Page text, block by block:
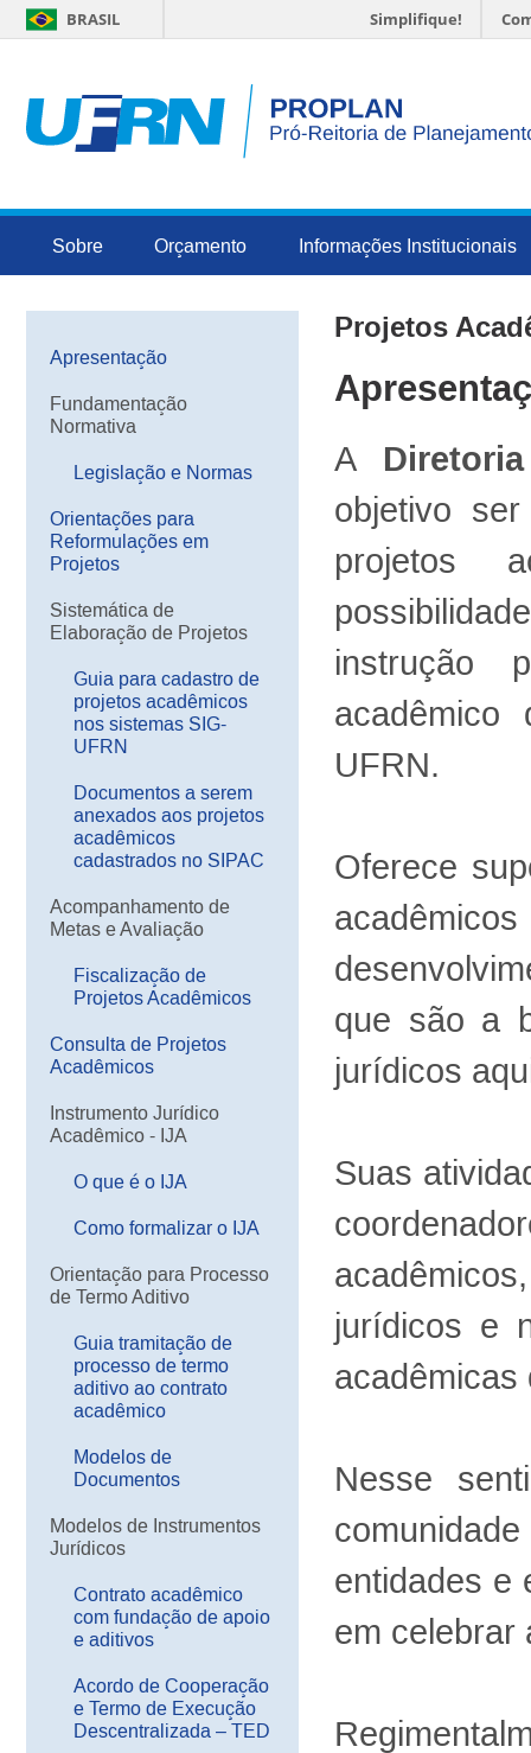
BRASIL Simplifique!
Sobre Orçamento Informações Institucionais
Apresentação
Fundamentação
Normativa
Legislação e Normas
Orientações para
Reformulações em
Projetos
Sistemática de
Elaboração de Projetos
Guia para cadastro de
projetos acadêmicos
nos sistemas SIG-
UFRN
Documentos a serem
anexados aos projetos
acadêmicos
cadastrados no SIPAC
Acompanhamento de
Metas e Avaliação
Fiscalização de
Projetos Acadêmicos
Consulta de Projetos
Acadêmicos
Instrumento Jurídico
Acadêmico - IJA
O que é o IJA
Como formalizar o IJA
Orientação para Processo
de Termo Aditivo
Guia tramitação de
processo de termo
aditivo ao contrato
acadêmico
Modelos de
Documentos
Modelos de Instrumentos
Jurídicos
Contrato acadêmico
com fundação de apoio
e aditivos
Acordo de Cooperação
e Termo de Execução
Descentralizada – TED
Projetos
A
objetivo
projetos
instrução
UFRN.
Oferece
que são a
jurídicos
Suas
jurídicos e
Nesse
entidades e
em celebrar